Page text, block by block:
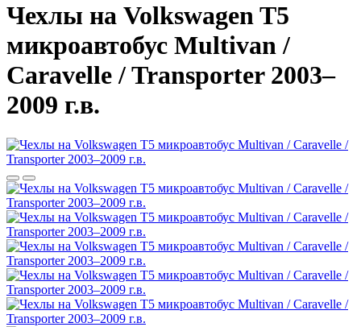
Чехлы на Volkswagen T5
микроавтобус Multivan /
Caravelle / Transporter 2003–
2009 г.в.